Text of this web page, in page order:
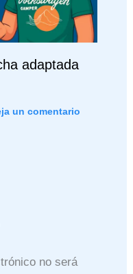
adaptada
un comentario
no será